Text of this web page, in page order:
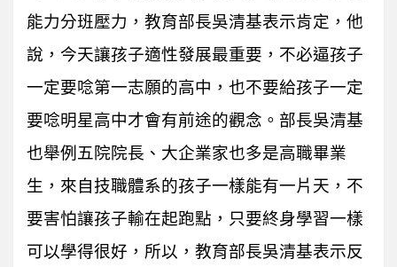
能力分班壓力，教育部長吳清基表示肯定，他
說，今天讓孩子適性發展最重要，不必逼孩子
一定要唸第一志願的高中，也不要給孩子一定
要唸明星高中才會有前途的觀念。部長吳清基
也舉例五院院長、大企業家也多是高職畢業
生，來自技職體系的孩子一樣能有一片天，不
要害怕讓孩子輸在起跑點，只要終身學習一樣
可以學得很好，所以，教育部長吳清基表示反